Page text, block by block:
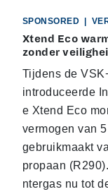
SPONSORED |
Xtend Eco
zonder
Tijdens de
introduceerde
e Xtend Eco
vermogen van
gebruikmaakt
propaan
ntergas nu tot